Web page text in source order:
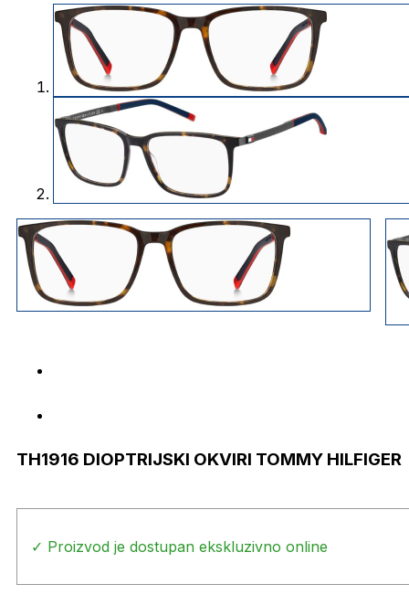
TH1916 DIOPTRIJSKI OKVIRI TOMMY HILFIGER
✓ Proizvod je dostupan ekskluzivno online